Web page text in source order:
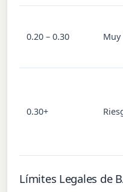
0.20 – 0.30
0.30+
Límites Legales de